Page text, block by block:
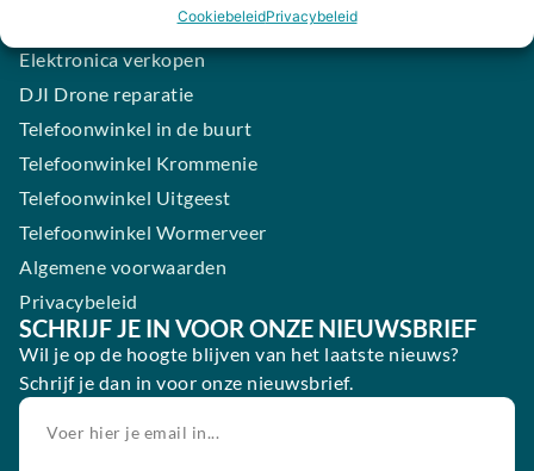
CookiebeleidPrivacybeleid
Elektronica verkopen
DJI Drone reparatie
Telefoonwinkel in de buurt
Telefoonwinkel Krommenie
Telefoonwinkel Uitgeest
Telefoonwinkel Wormerveer
Algemene voorwaarden
Privacybeleid
SCHRIJF JE IN VOOR ONZE NIEUWSBRIEF
Wil je op de hoogte blijven van het laatste nieuws?
Schrijf je dan in voor onze nieuwsbrief.